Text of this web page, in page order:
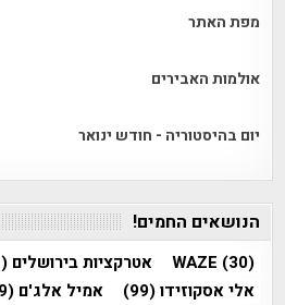
מפת האתר
אולמות האבירים
יום בהיסטוריה - חודש ינואר
הנושאים החמים!
WAZE (30) אטרקציות בירושלים (111)
אלי אסקוזידו(99) אמיל אלג'ם (79)